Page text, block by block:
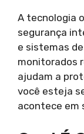
A tecnologia
segurança
e sistemas
monitorados
ajudam a
você esteja
acontece em